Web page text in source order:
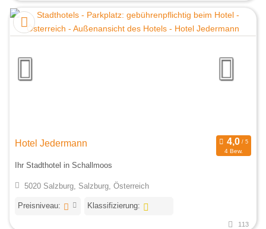
Hotel Jedermann
4 Bew.
Ihr Stadthotel in Schallmoos
5020 Salzburg, Salzburg, Österreich
Preisniveau: Klassifizierung:
113